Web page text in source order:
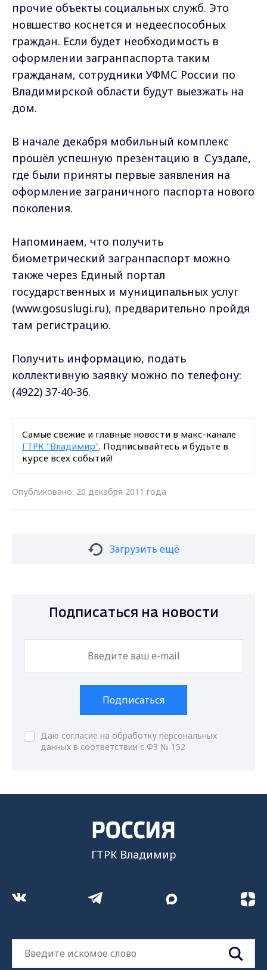
прочие объекты социальных служб. Это
новшество коснется и недееспособных
граждан. Если будет необходимость в
оформлении загранпаспорта таким
гражданам, сотрудники УФМС России по
Владимирской области будут выезжать на
дом.
В начале декабря мобильный комплекс
прошёл успешную презентацию в Суздале,
где были приняты первые заявления на
оформление заграничного паспорта нового
поколения.
Напоминаем, что получить
биометрический загранпаспорт можно
также через Единый портал
государственных и муниципальных услуг
(www.gosuslugi.ru), предварительно пройдя
там регистрацию.
Получить информацию, подать
коллективную заявку можно по телефону:
(4922) 37-40-36.
Самые свежие и главные новости в макс-канале
ГТРК "Владимир". Подписывайтесь и будьте в
курсе всех событий!
Опубликовано: 20 декабря 2011 года
Загрузить ещё
Подписаться на новости
Подписаться
Даю согласие на обработку персональных
данных в соответствии с ФЗ № 152
ГТРК Владимир